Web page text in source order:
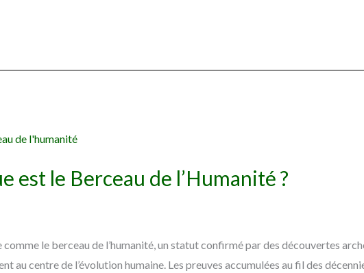
est le Berceau de l’Humanité ?
comme le berceau de l’humanité, un statut confirmé par des découvertes
au centre de l’évolution humaine. Les preuves accumulées au fil des